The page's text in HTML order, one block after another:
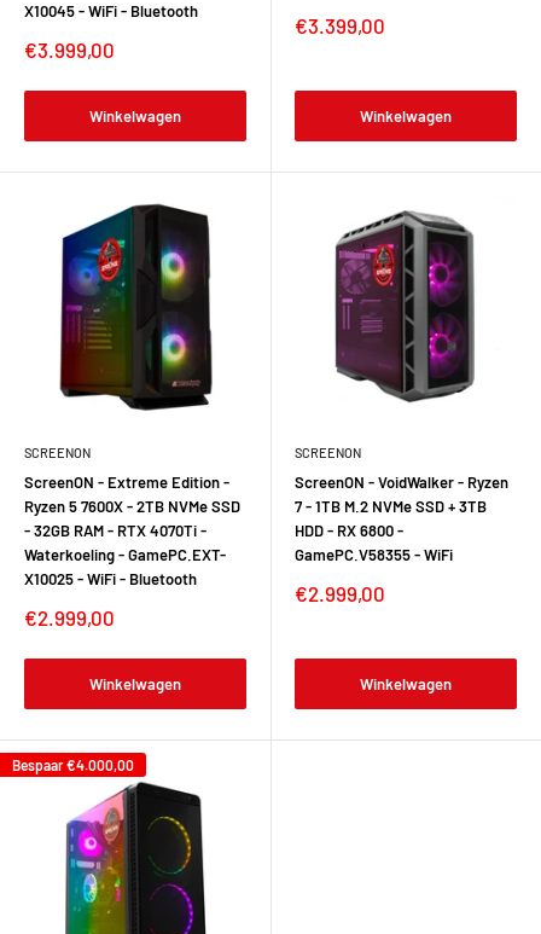
X10045 - WiFi - Bluetooth
Verkoopprijs
€3.999,00
Winkelwagen
Verkoopprijs
€3.399,00
Winkelwagen
SCREENON
ScreenON - Extreme Edition -
Ryzen 5 7600X - 2TB NVMe SSD
- 32GB RAM - RTX 4070Ti -
Waterkoeling - GamePC.EXT-
X10025 - WiFi - Bluetooth
Verkoopprijs
€2.999,00
Winkelwagen
SCREENON
ScreenON - VoidWalker - Ryzen
7 - 1TB M.2 NVMe SSD + 3TB
HDD - RX 6800 -
GamePC.V58355 - WiFi
Verkoopprijs
€2.999,00
Winkelwagen
Bespaar€4.000,00